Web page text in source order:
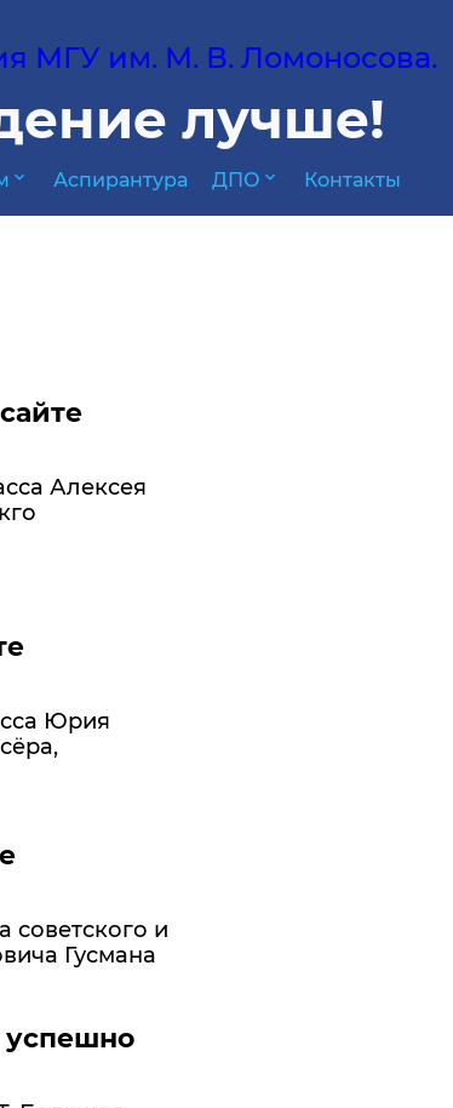
МГУ им. М. В. Ломоносова.
лучше!
expand_more Аспирантура ДПО expand_more Контакты
Алексея
Юрия
советского и
Гусмана